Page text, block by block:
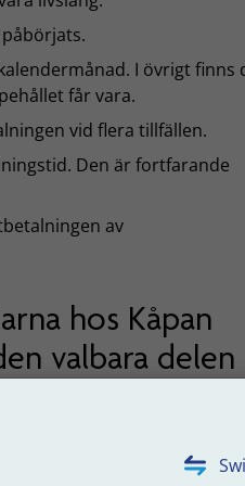
I övrigt finns
får vara.
vid flera tillfällen.
Den är fortfarande
av
hos Kåpan
valbara delen
möjligt att förlänga
om personen haft uppehåll